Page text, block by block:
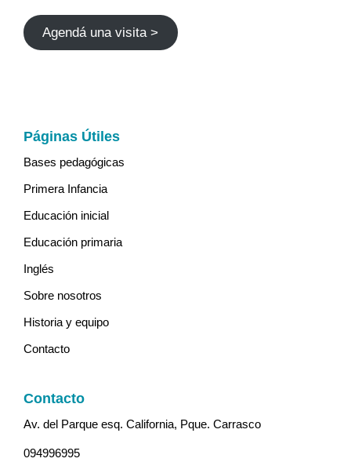
Agendá una visita >
Páginas Útiles
Bases pedagógicas
Primera Infancia
Educación inicial
Educación primaria
Inglés
Sobre nosotros
Historia y equipo
Contacto
Contacto
Av. del Parque esq. California, Pque. Carrasco
094996995